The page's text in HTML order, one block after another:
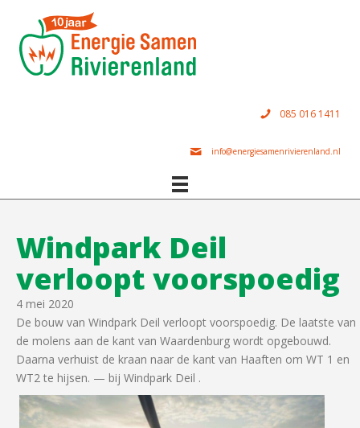
085 016 1411
info@energiesamenrivierenland.nl
Windpark Deil
verloopt voorspoedig
4 mei 2020
De bouw van Windpark Deil verloopt voorspoedig. De laatste van
de molens aan de kant van Waardenburg wordt opgebouwd.
Daarna verhuist de kraan naar de kant van Haaften om WT 1 en
WT2 te hijsen. — bij Windpark Deil .